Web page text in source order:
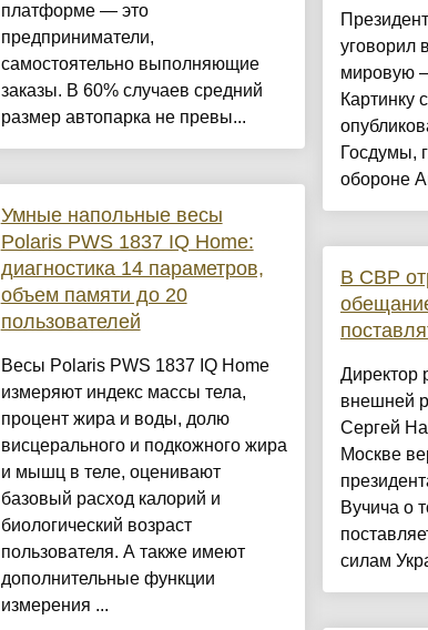
платформе — это
предприниматели,
самостоятельно выполняющие
заказы. В 60% случаев средний
размер автопарка не превы...
Умные напольные весы
Polaris PWS 1837 IQ Home:
диагностика 14 параметров,
объем памяти до 20
пользователей
Весы Polaris PWS 1837 IQ Home
измеряют индекс массы тела,
процент жира и воды, долю
висцерального и подкожного жира
и мышц в теле, оценивают
базовый расход калорий и
биологический возраст
пользователя. А также имеют
дополнительные функции
измерения ...
уговорил
мировую
Картинку
Госдумы,
обороне
В СВР
Директор
внешней
Сергей
Москве
Вучича о
силам